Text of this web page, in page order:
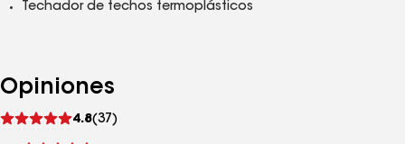
Techador de techos termoplásticos
Opiniones
4.8(37)
comentarios